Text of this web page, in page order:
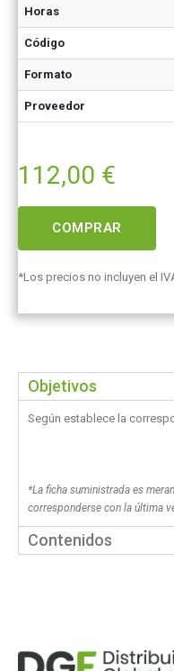
Horas
Código
Formato
Proveedor
112,00 €
COMPRAR
*Los precios no incluyen el
Objetivos
Según establece la
*La ficha suministrada es
corresponderse con la última
Contenidos